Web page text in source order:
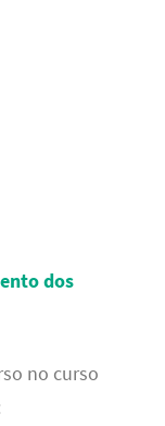
dos
no curso